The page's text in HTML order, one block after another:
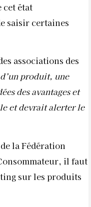
état
saisir certaines
associations des
produit, une
des avantages et
et devrait alerter le
la Fédération
il faut
sur les produits